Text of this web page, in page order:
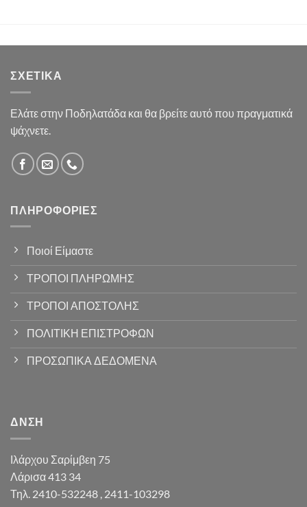
ΣΧΕΤΙΚΆ
Ελάτε στην Ποδηλατάδα και θα βρείτε αυτό που πραγματικά
ψάχνετε.
ΠΛΗΡΟΦΟΡΊΕΣ
Ποιοί Είμαστε
ΤΡΟΠΟΙ ΠΛΗΡΩΜΗΣ
ΤΡΟΠΟΙ ΑΠΟΣΤΟΛΗΣ
ΠΟΛΙΤΙΚΗ ΕΠΙΣΤΡΟΦΩΝ
ΠΡΟΣΩΠΙΚΑ ΔΕΔΟΜΕΝΑ
ΔΝΣΗ
Ιλάρχου Σαρίμβεη 75
Λάρισα 413 34
Τηλ. 2410-532248 , 2411-103298